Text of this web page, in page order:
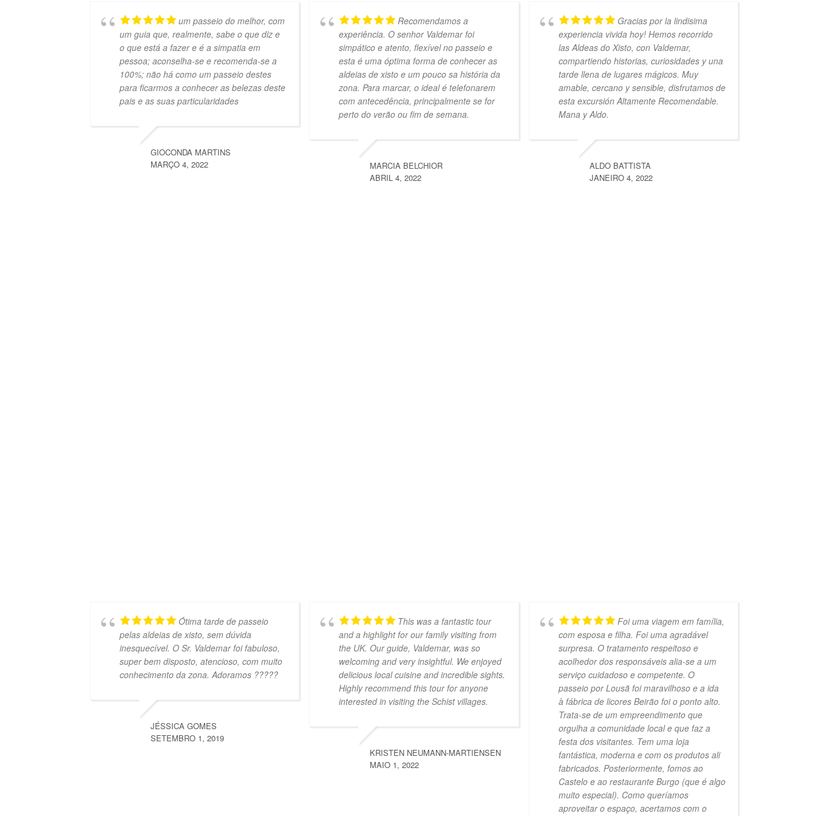
um passeio do melhor, com
um guia que, realmente, sabe o que diz e
o que está a fazer e é a simpatia em
pessoa; aconselha-se e recomenda-se a
100%; não há como um passeio destes
para ficarmos a conhecer as belezas deste
pais e as suas particularidades
GIOCONDA MARTINS
MARÇO 4, 2022
Recomendamos a
experiência. O senhor Valdemar foi
simpático e atento, flexível no passeio e
esta é uma óptima forma de conhecer as
aldeias de xisto e um pouco sa história da
zona. Para marcar, o ideal é telefonarem
com antecedência, principalmente se for
perto do verão ou fim de semana.
MARCIA BELCHIOR
ABRIL 4, 2022
Gracias por la lindisima
experiencia vivida hoy! Hemos recorrido
las Aldeas do Xisto, con Valdemar,
compartiendo historias, curiosidades y una
tarde llena de lugares mágicos. Muy
amable, cercano y sensible, disfrutamos de
esta excursión Altamente Recomendable.
Mana y Aldo.
ALDO BATTISTA
JANEIRO 4, 2022
Ótima tarde de passeio
pelas aldeias de xisto, sem dúvida
inesquecível. O Sr. Valdemar foi fabuloso,
super bem disposto, atencioso, com muito
conhecimento da zona. Adoramos ?????
JÉSSICA GOMES
SETEMBRO 1, 2019
This was a fantastic tour
and a highlight for our family visiting from
the UK. Our guide, Valdemar, was so
welcoming and very insightful. We enjoyed
delicious local cuisine and incredible sights.
Highly recommend this tour for anyone
interested in visiting the Schist villages.
KRISTEN NEUMANN-MARTIENSEN
MAIO 1, 2022
Foi uma viagem em família,
com esposa e filha. Foi uma agradável
surpresa. O tratamento respeitoso e
acolhedor dos responsáveis alia-se a um
serviço cuidadoso e competente. O
passeio por Lousã foi maravilhoso e a ida
à fábrica de licores Beirão foi o ponto alto.
Trata-se de um empreendimento que
orgulha a comunidade local e que faz a
festa dos visitantes. Tem uma loja
fantástica, moderna e com os produtos ali
fabricados. Posteriormente, fomos ao
Castelo e ao restaurante Burgo (que é algo
muito especial). Como queríamos
aproveitar o espaço, acertamos com o